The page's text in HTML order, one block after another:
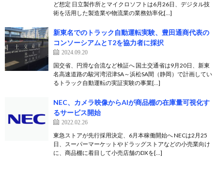
ど想定 日立製作所とマイクロソフトは6月26日、デジタル技
術を活用した製造業や物流業の業務効率化[…]
新東名でのトラック自動運転実験、豊田通商代表の
コンソーシアムとT2を協力者に採択
2024.09.20
国交省、円滑な合流など検証へ 国土交通省は9月20日、新東
名高速道路の駿河湾沼津SA～浜松SA間（静岡）で計画してい
るトラック自動運転の実証実験の事業[…]
NEC、カメラ映像からAIが商品棚の在庫量可視化す
るサービス開始
2022.02.26
東急ストアが先行採用決定、6月本稼働開始へ NECは2月25
日、スーパーマーケットやドラッグストアなどの小売業向け
に、商品棚に着目して小売店舗のDXを[…]